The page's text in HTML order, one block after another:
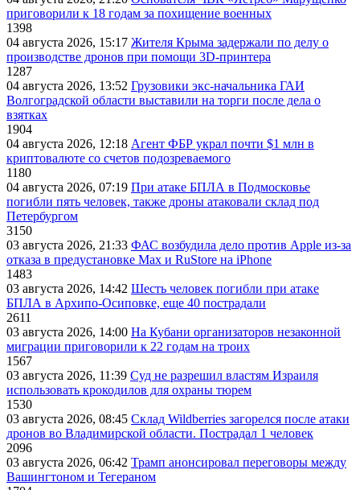
приговорили к 18 годам за похищение военных
1398
04 августа 2026, 15:17 Жителя Крыма задержали по делу о
производстве дронов при помощи 3D‑принтера
1287
04 августа 2026, 13:52 Грузовики экс-начальника ГАИ
Волгоградской области выставили на торги после дела о
взятках
1904
04 августа 2026, 12:18 Агент ФБР украл почти $1 млн в
криптовалюте со счетов подозреваемого
1180
04 августа 2026, 07:19 При атаке БПЛА в Подмосковье
погибли пять человек, также дроны атаковали склад под
Петербургом
3150
03 августа 2026, 21:33 ФАС возбудила дело против Apple из-за
отказа в предустановке Max и RuStore на iPhone
1483
03 августа 2026, 14:42 Шесть человек погибли при атаке
БПЛА в Архипо-Осиповке, еще 40 пострадали
2611
03 августа 2026, 14:00 На Кубани организаторов незаконной
миграции приговорили к 22 годам на троих
1567
03 августа 2026, 11:39 Суд не разрешил властям Израиля
использовать крокодилов для охраны тюрем
1530
03 августа 2026, 08:45 Склад Wildberries загорелся после атаки
дронов во Владимирской области. Пострадал 1 человек
2096
03 августа 2026, 06:42 Трамп анонсировал переговоры между
Вашингтоном и Тегераном